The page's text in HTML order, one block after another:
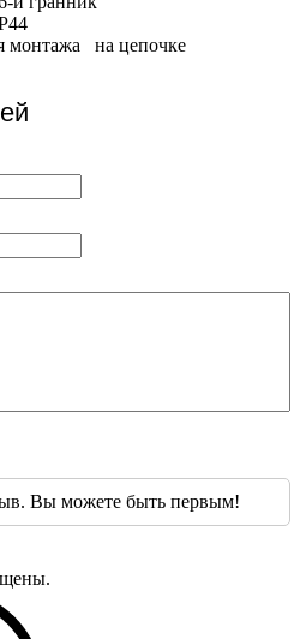
монтажа
на цепочке
Вы можете быть первым!